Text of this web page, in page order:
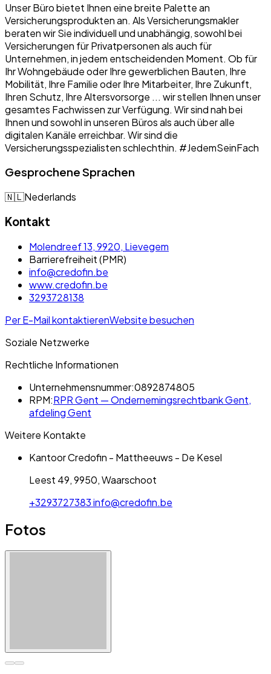
Unser Büro bietet Ihnen eine breite Palette an
Versicherungsprodukten an. Als Versicherungsmakler
beraten wir Sie individuell und unabhängig, sowohl bei
Versicherungen für Privatpersonen als auch für
Unternehmen, in jedem entscheidenden Moment. Ob für
Ihr Wohngebäude oder Ihre gewerblichen Bauten, Ihre
Mobilität, Ihre Familie oder Ihre Mitarbeiter, Ihre Zukunft,
Ihren Schutz, Ihre Altersvorsorge ... wir stellen Ihnen unser
gesamtes Fachwissen zur Verfügung. Wir sind nah bei
Ihnen und sowohl in unseren Büros als auch über alle
digitalen Kanäle erreichbar. Wir sind die
Versicherungsspezialisten schlechthin. #JedemSeinFach
Gesprochene Sprachen
🇳🇱Nederlands
Kontakt
Molendreef 13, 9920, Lievegem
Barrierefreiheit (PMR)
info@credofin.be
www.credofin.be
3293728138
Per E-Mail kontaktierenWebsite besuchen
Soziale Netzwerke
Rechtliche Informationen
Unternehmensnummer:0892874805
RPM:RPR Gent — Ondernemingsrechtbank Gent,
afdeling Gent
Weitere Kontakte
Kantoor Credofin - Mattheeuws - De Kesel
Leest 49, 9950, Waarschoot
+3293727383info@credofin.be
Fotos